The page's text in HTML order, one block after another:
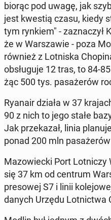
biorąc pod uwagę, jak
jest kwestią czasu, kiedy
tym rynkiem" - za­zna­czył
że w War­sza­wie - poza
również z Lot­ni­ska
ob­słu­gu­je 12 tras, to 84-
żąc 500 tys. pa­sa­że­rów
Ryanair działa w 37
90 z nich to jego stałe
Jak prze­ka­zał, linia
ponad 200 mln
Ma­zo­wiec­ki Port Lot­ni­czy
się 37 km od centrum
pre­so­wej S7 i linii
danych Urzędu Lot­nic­twa